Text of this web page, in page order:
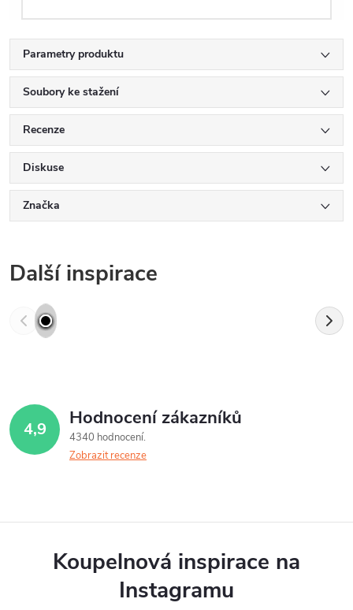
Parametry produktu
Soubory ke stažení
Recenze
Diskuse
Značka
Další inspirace
4,9 Hodnocení zákazníků
4340 hodnocení
Zobrazit recenze
Koupelnová inspirace na
Instagramu